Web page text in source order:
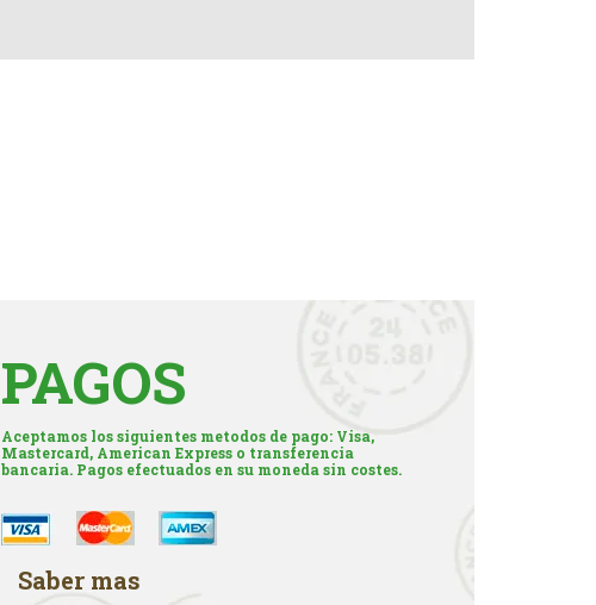
PAGOS
Aceptamos los siguientes metodos de pago: Visa,
Mastercard, American Express o transferencia
bancaria. Pagos efectuados en su moneda sin costes.
Saber mas